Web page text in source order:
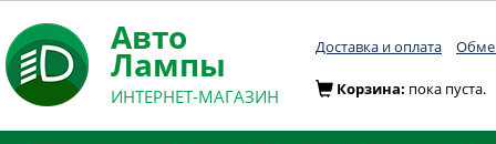
Авто
Лампы
ИНТЕРНЕТ-МАГАЗИН
Доставка и оплата
Корзина: пока пуста.